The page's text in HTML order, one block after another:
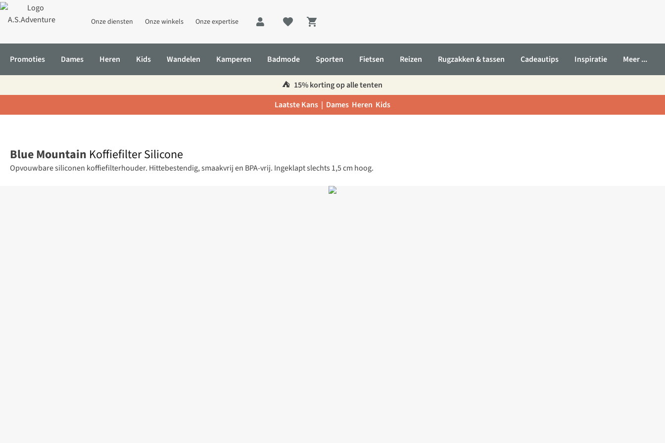
Onze diensten Onze winkels Onze expertise
Shopping cart
Promoties Dames Heren Kids Wandelen Kamperen Badmode Sporten Fietsen Reizen Rugzakken & tassen Cadeautips Inspiratie Meer ...
⛺️ 15% korting op alle tenten
Laatste Kans | Dames Heren Kids
Blue Mountain Koffiefilter Silicone
Opvouwbare siliconen koffiefilterhouder. Hittebestendig, smaakvrij en BPA-vrij. Ingeklapt slechts 1,5 cm hoog.